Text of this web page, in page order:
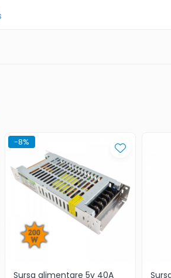
-8%
Sursa alimentare 5v 40A